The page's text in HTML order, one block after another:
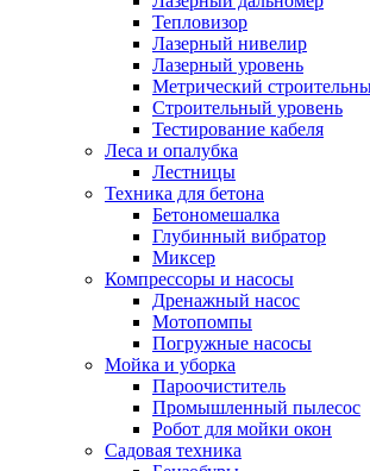
Тепловизор
Лазерный нивелир
Лазерный уровень
Метрический
Строительный уровень
Тестирование кабеля
Леса и опалубка
Лестницы
Техника для бетона
Бетономешалка
Глубинный вибратор
Миксер
Компрессоры и насосы
Дренажный насос
Мотопомпы
Погружные насосы
Мойка и уборка
Пароочиститель
Промышленный пылесос
Робот для мойки окон
Садовая техника